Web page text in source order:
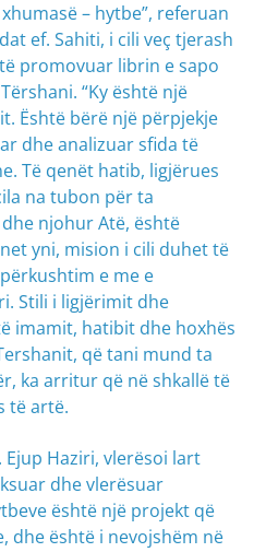
– hytbe”, referuan
ef. Sahiti, i cili veç tjerash
promovuar librin e sapo
“Ky është një
Është bërë një përpjekje
dhe analizuar sfida të
Të qenët hatib, ligjërues
na tubon për ta
njohur Atë, është
yni, mision i cili duhet të
e me e
Stili i ligjërimit dhe
imamit, hatibit dhe hoxhës
që tani mund ta
ka arritur që në shkallë të
të artë.
Haziri, vlerësoi lart
dhe vlerësuar
është një projekt që
dhe është i nevojshëm në